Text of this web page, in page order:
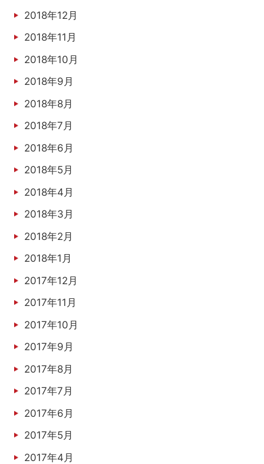
2018年12月
2018年11月
2018年10月
2018年9月
2018年8月
2018年7月
2018年6月
2018年5月
2018年4月
2018年3月
2018年2月
2018年1月
2017年12月
2017年11月
2017年10月
2017年9月
2017年8月
2017年7月
2017年6月
2017年5月
2017年4月